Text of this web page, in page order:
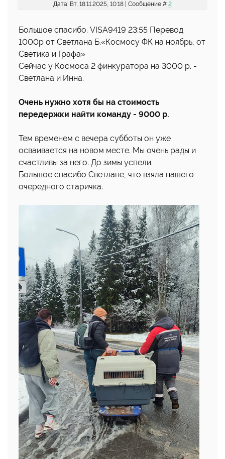
Дата: Вт, 18.11.2025, 10:18 | Сообщение # 2
Большое спасибо. VISA9419 23:55 Перевод
1000р от Светлана Б.«Космосу ФК на ноябрь, от
Светика и Графа»
Сейчас у Космоса 2 финкуратора на 3000 р. -
Светлана и Инна.
Очень нужно хотя бы на стоимость
передержки найти команду - 9000 р.
Тем временем с вечера субботы он уже
осваивается на новом месте. Мы очень рады и
счастливы за него. До зимы успели.
Большое спасибо Светлане, что взяла нашего
очередного старичка.